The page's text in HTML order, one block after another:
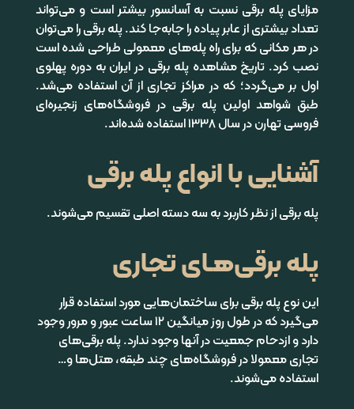
مزایای پله برقی نسبت به آسانسور بیشتر است و می‌تواند
تعداد بیشتری از عابر پیاده را جابه‌جا کند. پله برقی را می‌توان
در هر مکانی که برای راه‌ پله‌های معمولی طراحی شده است
نصب کرد. تاریخ مشاهده پله برقی در ایران به دوره پهلوی
اول بر می‌گردد؛ که در مراکز تجاری از آن استفاده می‌شد.
طبق شواهد اولین پله برقی در فروشگاه‌های زنجیره‌ای
فروسی تهارن در سال 1338 استفاده شده‌اند.
آشنایی با انواع پله برقی
پله برقی از نظر کاربرد به سه دسته اصلی تقسیم می‌شوند.
پله ‌برقی‌‌هـای تجاری
این نوع پله برقی برای ساختمان‌هایی مورد استفاده قرار
می‌گیرد که در طول روز میانگین 12 ساعت عبور و مرور وجود
دارد و ازدحام جمعیت در آنها وجود ندارد. پله برقی‌های
تجاری معمولا در فروشگاه‌های چند طبقه، هتل‌ها و…
استفاده می‌شوند.